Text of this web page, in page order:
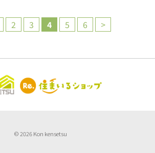
2 3 4 5 6 >
© 2026 Kon kensetsu